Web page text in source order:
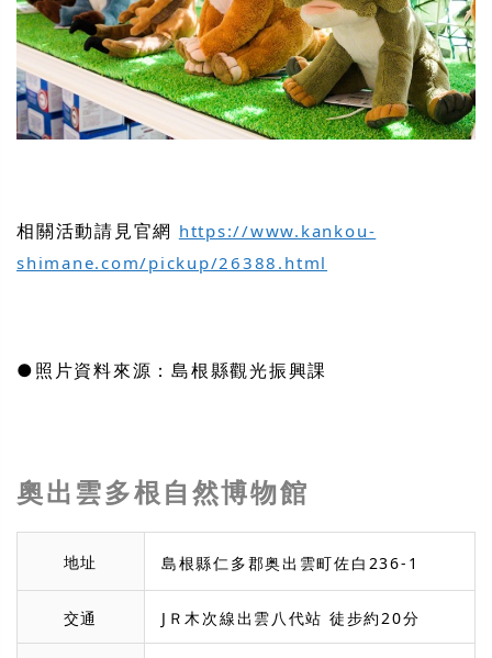
相關活動請見官網 https://www.kankou-
shimane.com/pickup/26388.html
●照片資料來源：島根縣觀光振興課
奧出雲多根自然博物館
地址 島根縣仁多郡奥出雲町佐白236-1
交通 JＲ木次線出雲八代站 徒步約20分